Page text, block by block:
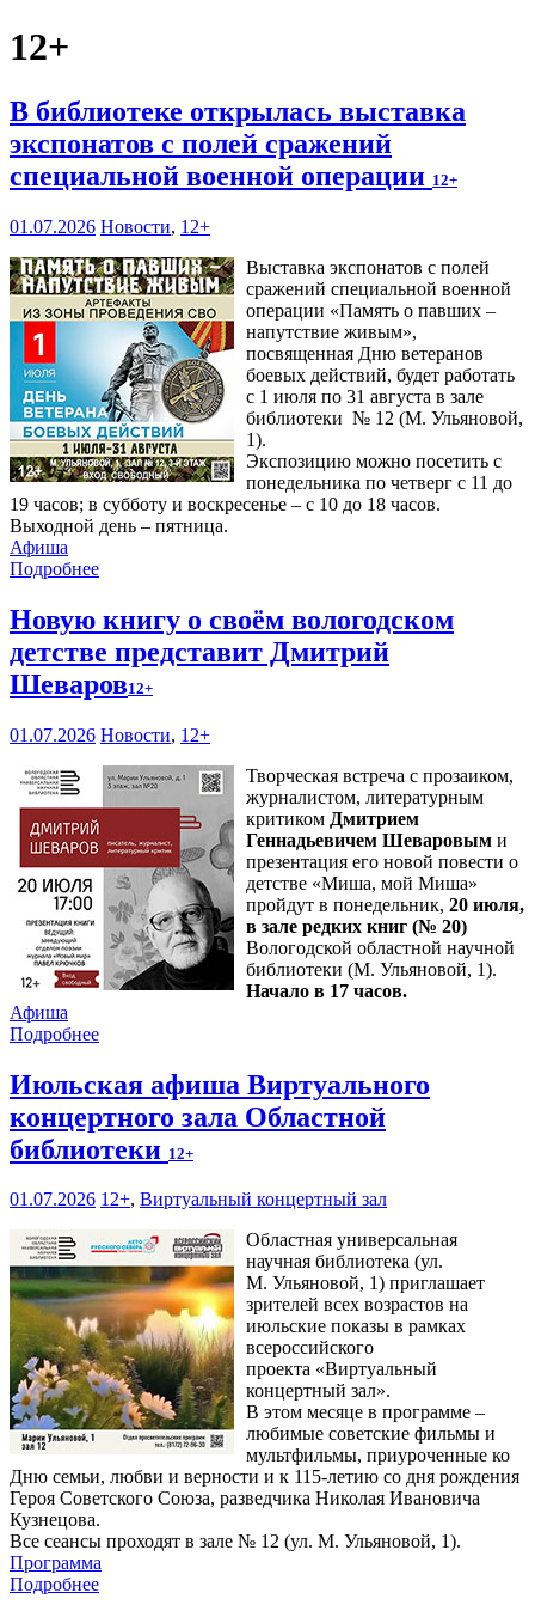
12+
В библиотеке открылась выставка
экспонатов с полей сражений
специальной военной операции 12+
01.07.2026 Новости, 12+
Выставка экспонатов с полей
сражений специальной военной
операции «Память о павших –
напутствие живым»,
посвященная Дню ветеранов
боевых действий, будет работать
с 1 июля по 31 августа в зале
библиотеки № 12 (М. Ульяновой,
1).
Экспозицию можно посетить с
понедельника по четверг с 11 до
19 часов; в субботу и воскресенье – с 10 до 18 часов.
Выходной день – пятница.
Афиша
Подробнее
Новую книгу о своём вологодском
детстве представит Дмитрий
Шеваров12+
01.07.2026 Новости, 12+
Творческая встреча с прозаиком,
журналистом, литературным
критиком Дмитрием
Геннадьевичем Шеваровым и
презентация его новой повести о
детстве «Миша, мой Миша»
пройдут в понедельник, 20 июля,
в зале редких книг (№ 20)
Вологодской областной научной
библиотеки (М. Ульяновой, 1).
Начало в 17 часов.
Афиша
Подробнее
Июльская афиша Виртуального
концертного зала Областной
библиотеки 12+
01.07.2026 12+, Виртуальный концертный зал
Областная универсальная
научная библиотека (ул.
М. Ульяновой, 1) приглашает
зрителей всех возрастов на
июльские показы в рамках
всероссийского
проекта «Виртуальный
концертный зал».
В этом месяце в программе –
любимые советские фильмы и
мультфильмы, приуроченные ко
Дню семьи, любви и верности и к 115-летию со дня рождения
Героя Советского Союза, разведчика Николая Ивановича
Кузнецова.
Все сеансы проходят в зале № 12 (ул. М. Ульяновой, 1).
Программа
Подробнее